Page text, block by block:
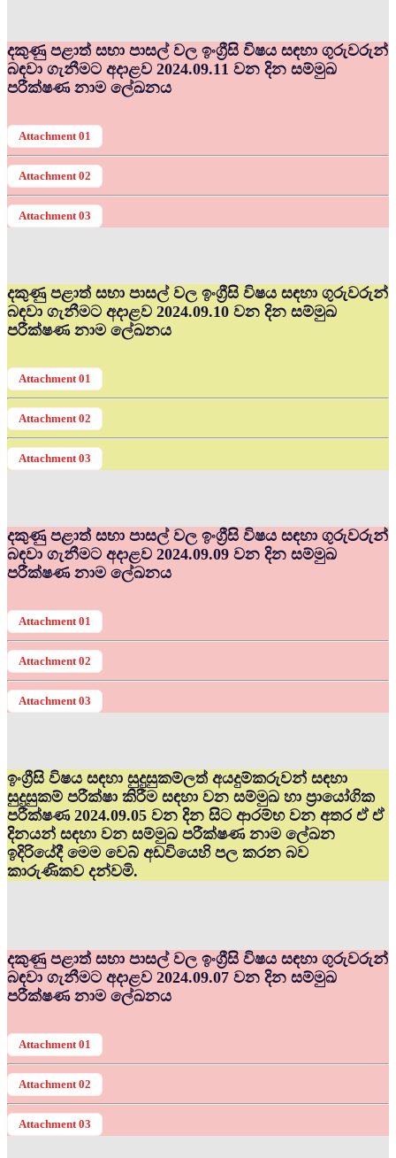
දකුණු පළාත් සභා පාසල් වල ඉංග්‍රීසි විෂය සඳහා ගුරුවරුන්
බඳවා ගැනීමට අදාළව 2024.09.11 වන දින සම්මුඛ
පරීක්ෂණ නාම ලේඛනය
Attachment 01
Attachment 02
Attachment 03
දකුණු පළාත් සභා පාසල් වල ඉංග්‍රීසි විෂය සඳහා ගුරුවරුන්
බඳවා ගැනීමට අදාළව 2024.09.10 වන දින සම්මුඛ
පරීක්ෂණ නාම ලේඛනය
Attachment 01
Attachment 02
Attachment 03
දකුණු පළාත් සභා පාසල් වල ඉංග්‍රීසි විෂය සඳහා ගුරුවරුන්
බඳවා ගැනීමට අදාළව 2024.09.09 වන දින සම්මුඛ
පරීක්ෂණ නාම ලේඛනය
Attachment 01
Attachment 02
Attachment 03
ඉංග්‍රීසි විෂය සඳහා සුදුසුකම්ලත් අයදුම්කරුවන් සඳහා
සුදුසුකම් පරීක්ෂා කිරීම සඳහා වන සම්මුඛ හා ප්‍රායෝගික
පරීක්ෂණ 2024.09.05 වන දින සිට ආරම්භ වන අතර ඒ ඒ
දිනයන් සඳහා වන සම්මුඛ පරීක්ෂණ නාම ලේඛන
ඉදිරියේදී මෙම වෙබ් අඩවියෙහි පල කරන බව
කාරුණිකව දන්වමි.
දකුණු පළාත් සභා පාසල් වල ඉංග්‍රීසි විෂය සඳහා ගුරුවරුන්
බඳවා ගැනීමට අදාළව 2024.09.07 වන දින සම්මුඛ
පරීක්ෂණ නාම ලේඛනය
Attachment 01
Attachment 02
Attachment 03